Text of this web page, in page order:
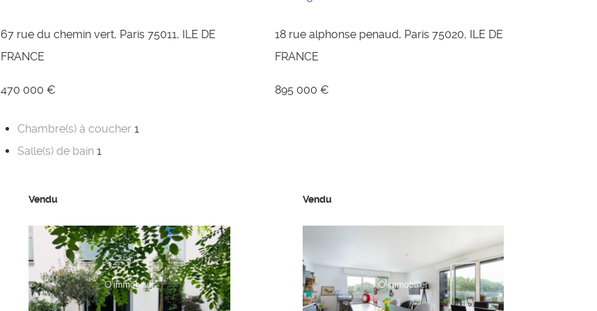
67 rue du chemin vert, Paris 75011, ILE DE
FRANCE
470 000 €
Chambre(s) à coucher 1
Salle(s) de bain 1
18 rue alphonse penaud, Paris 75020, ILE DE
FRANCE
895 000 €
Vendu Vendu